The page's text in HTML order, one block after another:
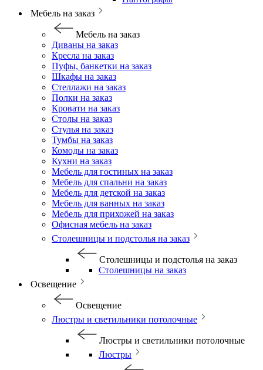
Мебель на заказ
Мебель на заказ
Диваны на заказ
Кресла на заказ
Пуфы, банкетки на заказ
Шкафы на заказ
Стеллажи на заказ
Полки на заказ
Кровати на заказ
Столы на заказ
Стулья на заказ
Тумбы на заказ
Комоды на заказ
Кухни на заказ
Мебель для гостиных на заказ
Мебель для спальни на заказ
Мебель для детской на заказ
Мебель для ванных на заказ
Мебель для прихожей на заказ
Офисная мебель на заказ
Столешницы и подстолья на заказ
Столешницы и подстолья на заказ
Столешницы на заказ
Освещение
Освещение
Люстры и светильники потолочные
Люстры и светильники потолочные
Люстры